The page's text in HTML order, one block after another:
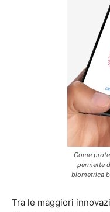
Come
permette
biometrica
Tra le maggiori